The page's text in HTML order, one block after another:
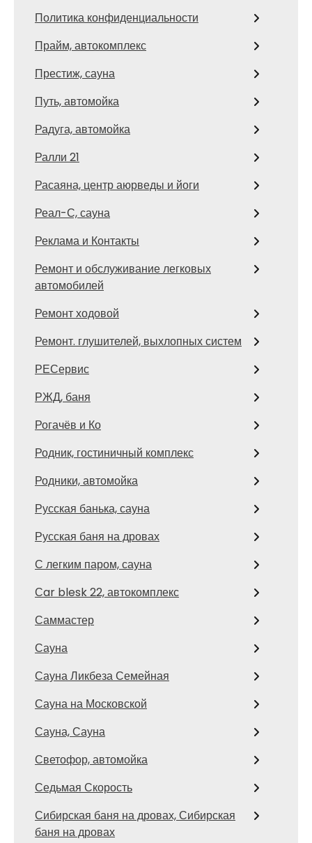
Политика конфиденциальности
Прайм, автокомплекс
Престиж, сауна
Путь, автомойка
Радуга, автомойка
Ралли 21
Расаяна, центр аюрведы и йоги
Реал-С, сауна
Реклама и Контакты
Ремонт и обслуживание легковых
автомобилей
Ремонт ходовой
Ремонт. глушителей, выхлопных систем
РЕСервис
РЖД, баня
Рогачёв и Ко
Родник, гостиничный комплекс
Родники, автомойка
Русская банька, сауна
Русская баня на дровах
С легким паром, сауна
Сar blesk 22, автокомплекс
Саммастер
Сауна
Сауна Ликбеза Семейная
Сауна на Московской
Сауна, Сауна
Светофор, автомойка
Седьмая Скорость
Сибирская баня на дровах, Сибирская
баня на дровах